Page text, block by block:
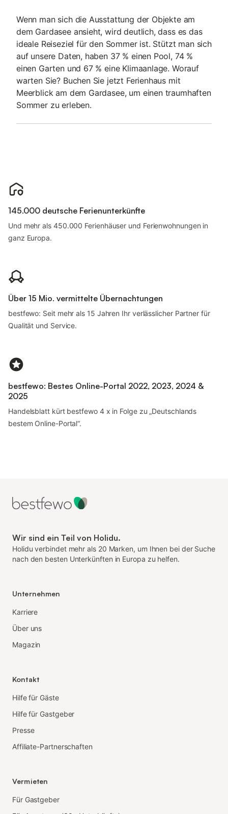
Wenn man sich die Ausstattung der Objekte am
dem Gardasee ansieht, wird deutlich, dass es das
ideale Reiseziel für den Sommer ist. Stützt man sich
auf unsere Daten, haben 37 % einen Pool, 74 %
einen Garten und 67 % eine Klimaanlage. Worauf
warten Sie? Buchen Sie jetzt Ferienhaus mit
Meerblick am dem Gardasee, um einen traumhaften
Sommer zu erleben.
145.000 deutsche Ferienunterkünfte
Und mehr als 450.000 Ferienhäuser und Ferienwohnungen in
ganz Europa.
Über 15 Mio. vermittelte Übernachtungen
bestfewo: Seit mehr als 15 Jahren Ihr verlässlicher Partner für
Qualität und Service.
bestfewo: Bestes Online-Portal 2022, 2023, 2024 &
2025
Handelsblatt kürt bestfewo 4 x in Folge zu „Deutschlands
bestem Online-Portal“.
Wir sind ein Teil von Holidu.
Holidu verbindet mehr als 20 Marken, um Ihnen bei der Suche
nach den besten Unterkünften in Europa zu helfen.
Unternehmen
Karriere
Über uns
Magazin
Kontakt
Hilfe für Gäste
Hilfe für Gastgeber
Presse
Affiliate-Partnerschaften
Vermieten
Für Gastgeber